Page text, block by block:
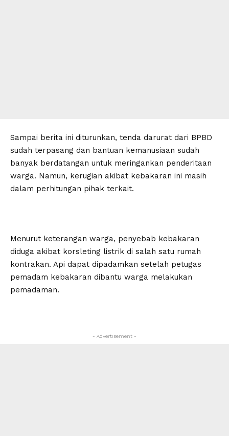
Sampai berita ini diturunkan, tenda darurat dari BPBD
sudah terpasang dan bantuan kemanusiaan sudah
banyak berdatangan untuk meringankan penderitaan
warga. Namun, kerugian akibat kebakaran ini masih
dalam perhitungan pihak terkait.
Menurut keterangan warga, penyebab kebakaran
diduga akibat korsleting listrik di salah satu rumah
kontrakan. Api dapat dipadamkan setelah petugas
pemadam kebakaran dibantu warga melakukan
pemadaman.
- Advertisement -